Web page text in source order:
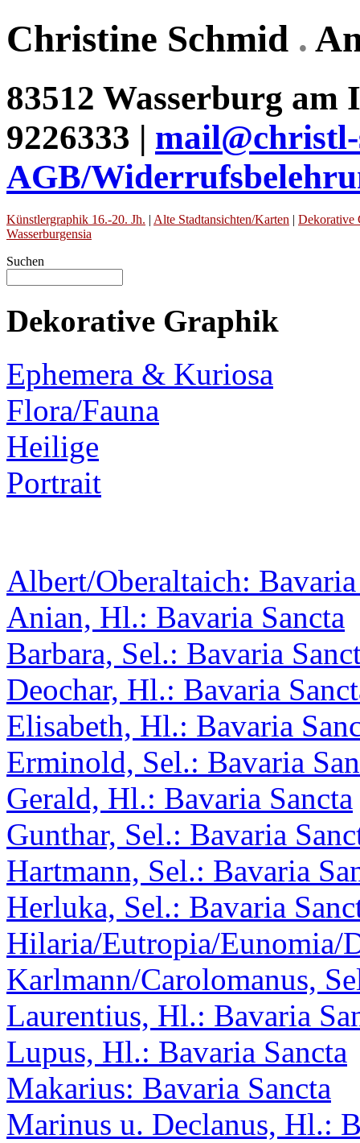
Christine Schmid .
83512 Wasserburg am
9226333 |
AGB/
Künstlergraphik 16.-20. Jh. | Alte Stadtansichten/Karten | Dekorative
Wasserburgensia
Suchen
Dekorative Graphik
Ephemera & Kuriosa
Flora/Fauna
Heilige
Portrait
Albert/Oberaltaich: Bavaria
Anian, Hl.: Bavaria Sancta
Barbara, Sel.: Bavaria
Deochar, Hl.: Bavaria
Elisabeth, Hl.: Bavaria
Erminold, Sel.: Bavaria
Gerald, Hl.: Bavaria Sancta
Gunthar, Sel.: Bavaria
Hartmann, Sel.: Bavaria
Herluka, Sel.: Bavaria
Hilaria/Eutropia/Eunomia/
Karlmann/Carolomanus,
Laurentius, Hl.: Bavaria
Lupus, Hl.: Bavaria Sancta
Makarius: Bavaria Sancta
Marinus u. Declanus, Hl.: